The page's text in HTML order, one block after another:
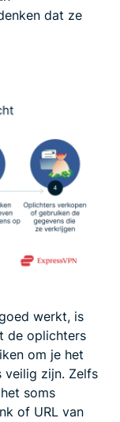
dat ze
werkt, is
de oplichters
om je het
veilig zijn. Zelfs
soms
of URL van